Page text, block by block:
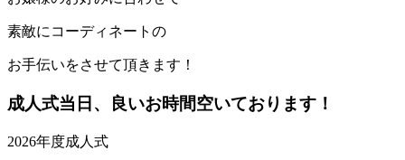
素敵にコーディネートの
お手伝いをさせて頂きます！
成人式当日、良いお時間空いております！
2026年度成人式